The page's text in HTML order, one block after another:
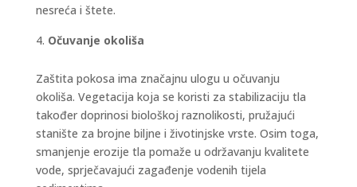
nesreća i štete.
Očuvanje okoliša
Zaštita pokosa ima značajnu ulogu u očuvanju
okoliša. Vegetacija koja se koristi za stabilizaciju tla
također doprinosi biološkoj raznolikosti, pružajući
stanište za brojne biljne i životinjske vrste. Osim toga,
smanjenje erozije tla pomaže u održavanju kvalitete
vode, sprječavajući zagađenje vodenih tijela